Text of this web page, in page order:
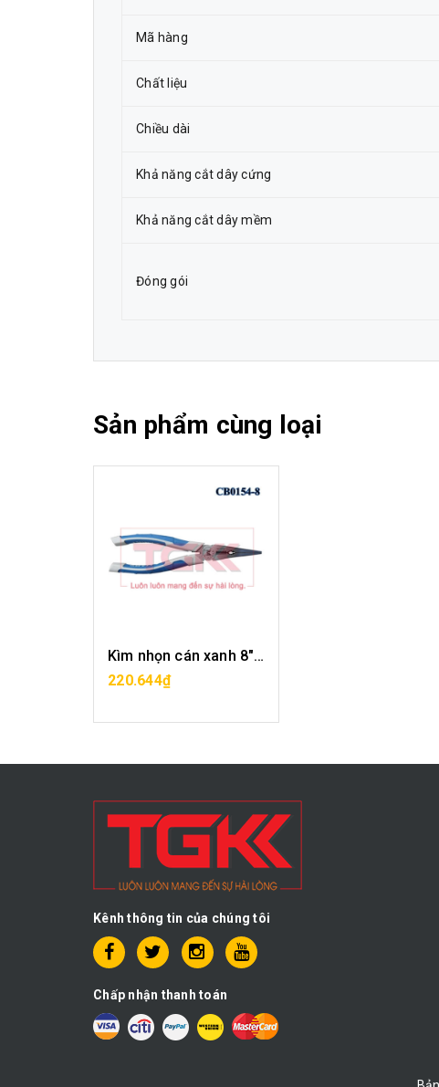
Mã hàng
Chất liệu
Chiều dài
Khả năng cắt dây cứng
Khả năng cắt dây mềm
Đóng gói
Sản phẩm cùng loại
Kìm nhọn cán xanh 8" CB0154-08
220.644₫
MUA HÀNG
Kênh thông tin của chúng tôi
Chấp nhận thanh toán